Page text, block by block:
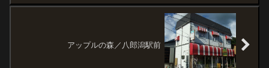
アップルの森／八郎潟駅前